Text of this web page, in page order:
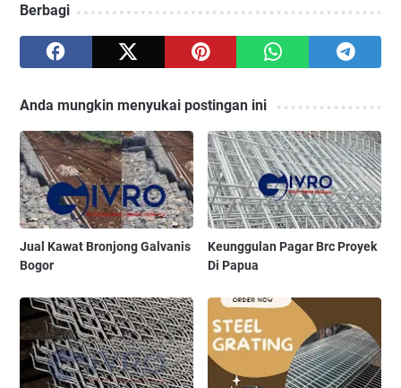
Berbagi
Anda mungkin menyukai postingan ini
Jual Kawat Bronjong Galvanis
Bogor
Keunggulan Pagar Brc Proyek
Di Papua